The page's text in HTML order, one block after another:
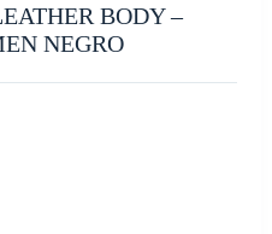
BODY –
NEGRO